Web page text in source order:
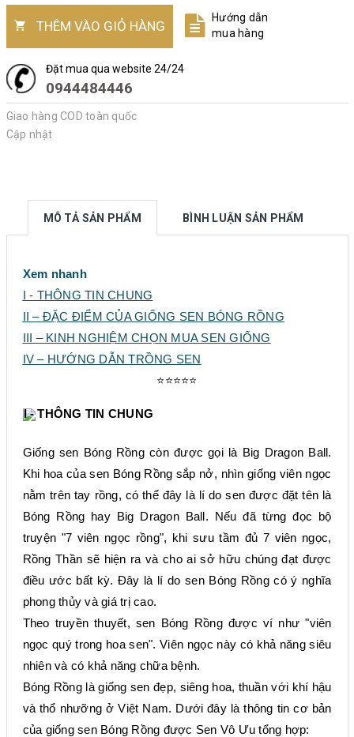
THÊM VÀO GIỎ HÀNG
Hướng dẫn
mua hàng
Đặt mua qua website 24/24
0944484446
Giao hàng COD toàn quốc
Cập nhật
MÔ TẢ SẢN PHẨM BÌNH LUẬN SẢN PHẨM
Xem nhanh
I - THÔNG TIN CHUNG
II – ĐẶC ĐIỂM CỦA GIỐNG SEN BÓNG RỒNG
III – KINH NGHIỆM CHỌN MUA SEN GIỐNG
IV – HƯỚNG DẪN TRỒNG SEN
⭐⭐⭐⭐⭐
I - THÔNG TIN CHUNG
Giống sen Bóng Rồng còn được gọi là Big Dragon Ball.
Khi hoa của sen Bóng Rồng sắp nở, nhìn giống viên ngọc
nằm trên tay rồng, có thể đây là lí do sen được đặt tên là
Bóng Rồng hay Big Dragon Ball. Nếu đã từng đọc bộ
truyện "7 viên ngọc rồng", khi sưu tầm đủ 7 viên ngọc,
Rồng Thần sẽ hiện ra và cho ai sở hữu chúng đạt được
điều ước bất kỳ. Đây là lí do sen Bóng Rồng có ý nghĩa
phong thủy và giá trị cao.
Theo truyền thuyết, sen Bóng Rồng được ví như "viên
ngọc quý trong hoa sen". Viên ngọc này có khả năng siêu
nhiên và có khả năng chữa bệnh.
Bóng Rồng là giống sen đẹp, siêng hoa, thuần với khí hậu
và thổ nhưỡng ở Việt Nam. Dưới đây là thông tin cơ bản
của giống sen Bóng Rồng được Sen Vô Ưu tổng hợp: